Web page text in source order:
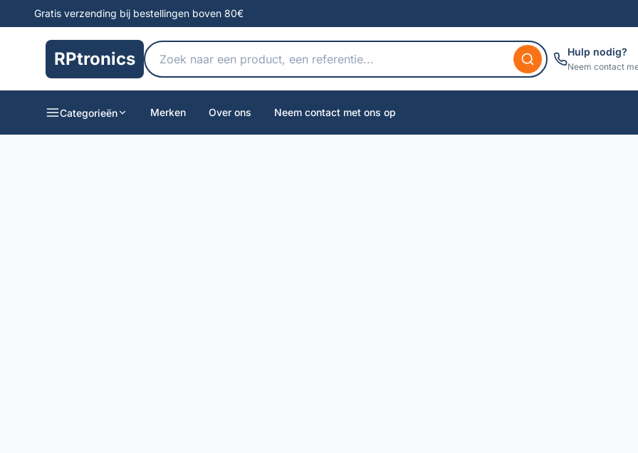
Gratis verzending bij bestellingen boven 80€
RPtronics Hulp nodig?
Neem contact
Categorieën Merken Over ons Neem contact met ons op